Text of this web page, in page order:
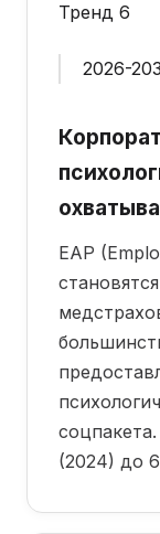
Тренд 6
2026-
EAP
(2024) до